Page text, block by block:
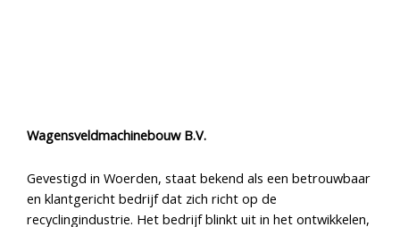
Wagensveldmachinebouw B.V.
Gevestigd in Woerden, staat bekend als een betrouwbaar
en klantgericht bedrijf dat zich richt op de
recyclingindustrie. Het bedrijf blinkt uit in het ontwikkelen,